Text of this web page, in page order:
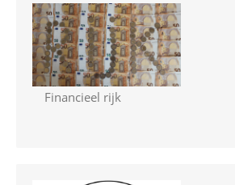
Financieel rijk